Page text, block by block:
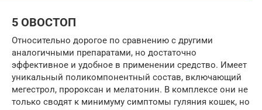
5 ОВОСТОП
Относительно дорогое по сравнению с другими
аналогичными препаратами, но достаточно
эффективное и удобное в применении средство. Имеет
уникальный поликомпонентный состав, включающий
мегестрол, пророксан и мелатонин. В комплексе они не
только сводят к минимуму симптомы гуляния кошек, но